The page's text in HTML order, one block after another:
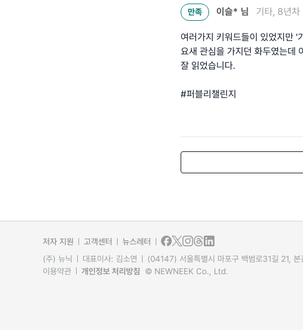
만족 이슬* 님 기타, 8년차
여러가지 키워드들이 있었지만 '
요새 관심을 가지던 화두였는데
잘 읽었습니다.
#퍼블리챌린지
저자 지원 고객센터
뉴스레터
(주) 뉴닉
대표이사: 김소연 (04147) 서울특별시 마포구 백범로31길 21,
이용약관
개인정보 처리방침 © NEWNEEK Co., Ltd.